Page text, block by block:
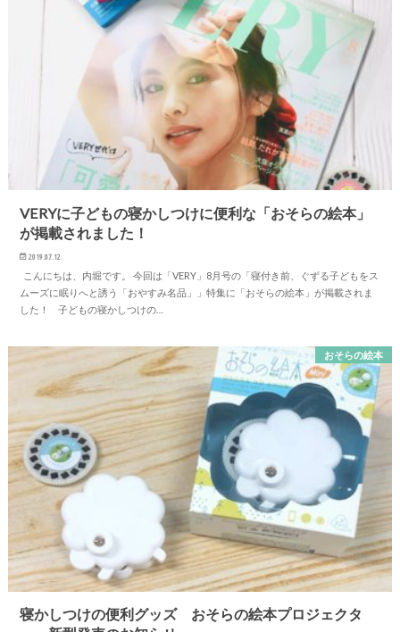
VERYに子どもの寝かしつけに便利な「おそらの絵本」
が掲載されました！
2019.07.12
こんにちは、内堀です。 今回は「VERY」8月号の「寝付き前、ぐずる子どもをス
ムーズに眠りへと誘う「おやすみ名品」」特集に「おそらの絵本」が掲載されま
した！ 子どもの寝かしつけの…
おそらの絵本
寝かしつけの便利グッズ おそらの絵本プロジェクタ